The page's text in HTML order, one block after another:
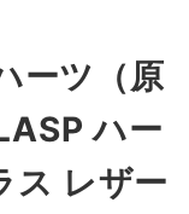
ーツ（原
ハー
ス レザー